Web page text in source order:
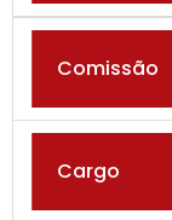
Comissão
Cargo